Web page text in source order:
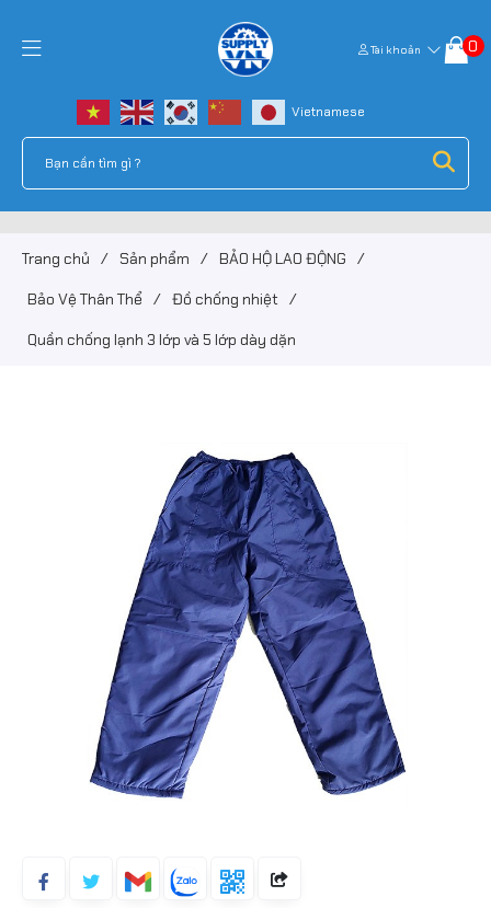
Tài khoản 0
Trang chủ / Sản phẩm / BẢO HỘ LAO ĐỘNG /
Bảo Vệ Thân Thể / Đồ chống nhiệt /
Quần chống lạnh 3 lớp và 5 lớp dày dặn